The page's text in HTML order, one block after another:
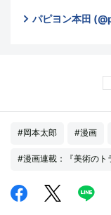
パピヨン本田
#岡本太郎 #漫画
#漫画連載：『美術のト